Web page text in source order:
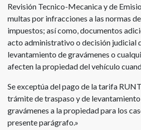
Revisión Tecnico-Mecanica y de
multas por infracciones a las normas
impuestos; así como, documentos
acto administrativo o decisión judicial
levantamiento de gravámenes o
afecten la propiedad del vehículo
Se exceptúa del pago de la tarifa
trámite de traspaso y de
gravámenes a la propiedad para los
presente parágrafo.»